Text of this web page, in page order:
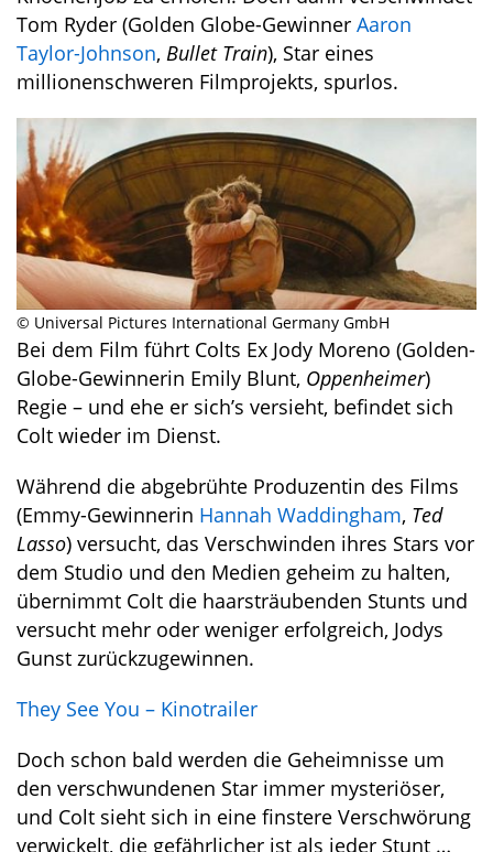
Tom Ryder (Golden Globe-Gewinner Aaron
Taylor-Johnson, Bullet Train), Star eines
millionenschweren Filmprojekts, spurlos.
© Universal Pictures International Germany GmbH
Bei dem Film führt Colts Ex Jody Moreno (Golden-
Globe-Gewinnerin Emily Blunt, Oppenheimer)
Regie – und ehe er sich’s versieht, befindet sich
Colt wieder im Dienst.
Während die abgebrühte Produzentin des Films
(Emmy-Gewinnerin Hannah Waddingham, Ted
Lasso) versucht, das Verschwinden ihres Stars vor
dem Studio und den Medien geheim zu halten,
übernimmt Colt die haarsträubenden Stunts und
versucht mehr oder weniger erfolgreich, Jodys
Gunst zurückzugewinnen.
They See You – Kinotrailer
Doch schon bald werden die Geheimnisse um
den verschwundenen Star immer mysteriöser,
und Colt sieht sich in eine finstere Verschwörung
verwickelt, die gefährlicher ist als jeder Stunt …